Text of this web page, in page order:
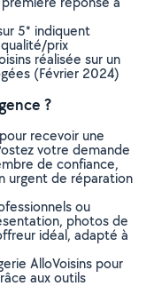
5* indiquent
prix
réalisée sur un
(Février 2024)
?
recevoir une
votre demande
de confiance,
urgent de réparation
ou
photos de
idéal, adapté à
AlloVoisins pour
aux outils